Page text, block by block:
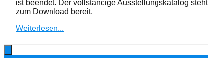
ist beendet. Der vollständige Ausstellungskatalog steht
zum Download bereit.
Weiterlesen...